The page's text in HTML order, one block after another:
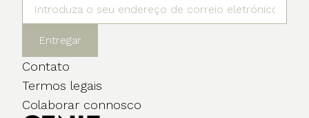
Entregar
Contato
Termos legais
Colaborar connosco